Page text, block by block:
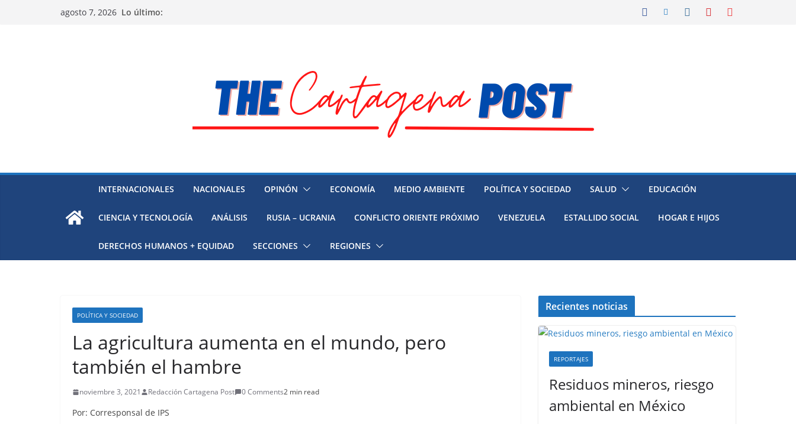
agosto 7, 2026 Lo último:
INTERNACIONALES NACIONALES OPINÓN ECONOMÍA MEDIO AMBIENTE POLÍTICA Y SOCIEDAD SALUD EDUCACIÓN
CIENCIA Y TECNOLOGÍA ANÁLISIS RUSIA – UCRANIA CONFLICTO ORIENTE PRÓXIMO VENEZUELA ESTALLIDO SOCIAL HOGAR E HIJOS
DERECHOS HUMANOS + EQUIDAD SECCIONES REGIONES
POLÍTICA Y SOCIEDAD
La agricultura aumenta en el mundo, pero
también el hambre
noviembre 3, 2021 Redacción Cartagena Post 0 Comments2 min read
Por: Corresponsal de IPS
Recientes noticias
REPORTAJES
Residuos mineros, riesgo
ambiental en México